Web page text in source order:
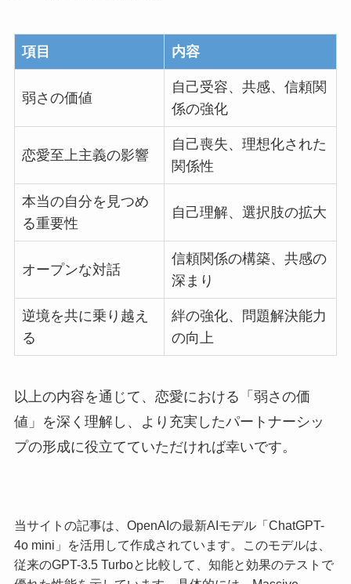
項目 内容
弱さの価値
自己受容、共感、信頼関
係の強化
恋愛至上主義の影響
自己喪失、理想化された
関係性
本当の自分を見つめ
る重要性
自己理解、選択肢の拡大
オープンな対話
信頼関係の構築、共感の
深まり
逆境を共に乗り越え
る
絆の強化、問題解決能力
の向上
以上の内容を通じて、恋愛における「弱さの価
値」を深く理解し、より充実したパートナーシッ
プの形成に役立てていただければ幸いです。
当サイトの記事は、OpenAIの最新AIモデル「ChatGPT-
4o mini」を活用して作成されています。このモデルは、
従来のGPT-3.5 Turboと比較して、知能と効果のテストで